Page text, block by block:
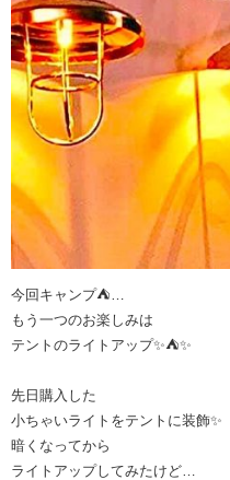
今回キャンプ⛺️…
もう一つのお楽しみは
テントのライトアップ✨⛺️✨
先日購入した
小ちゃいライトをテントに装飾✨
暗くなってから
ライトアップしてみたけど…